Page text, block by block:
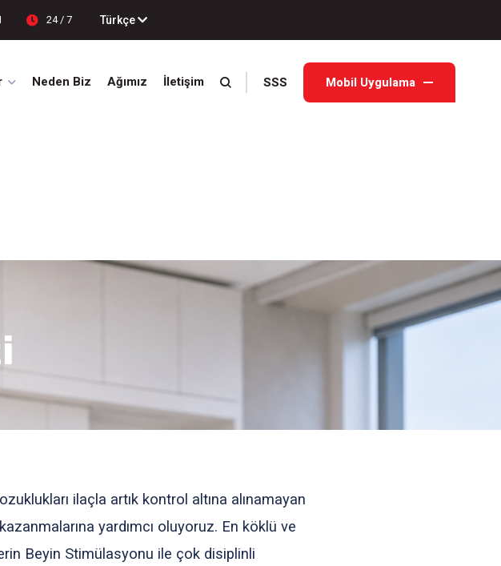
24 / 7 Türkçe
Neden Biz Ağımız İletişim SSS Mobil Uygulama
ilaçla artık kontrol altına alınamayan
yardımcı oluyoruz. En köklü ve
Beyin Stimülasyonu ile çok disiplinli